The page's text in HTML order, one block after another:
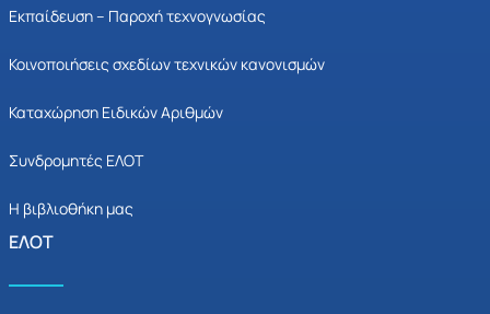
Εκπαίδευση – Παροχή τεχνογνωσίας
Κοινοποιήσεις σχεδίων τεχνικών κανονισμών
Καταχώρηση Ειδικών Αριθμών
Συνδρομητές ΕΛΟΤ
Η βιβλιοθήκη μας
ΕΛΟΤ